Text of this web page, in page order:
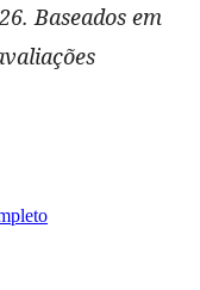
Baseados em